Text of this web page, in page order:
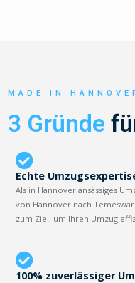
MADE IN
3 Gründe
Echte
Als in Hannover ansässiges
von Hannover nach
zum Ziel, um Ihren Umzug
100% zuverlässiger